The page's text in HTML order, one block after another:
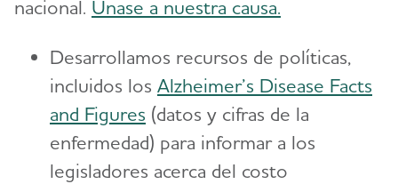
nacional. Únase a nuestra causa.
Desarrollamos recursos de políticas,
incluidos los Alzheimer’s Disease Facts
and Figures (datos y cifras de la
enfermedad) para informar a los
legisladores acerca del costo